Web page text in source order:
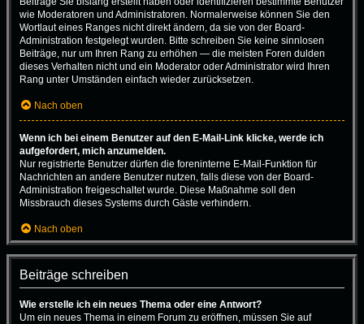
wie Moderatoren und Administratoren. Normalerweise können Sie den
Wortlaut eines Ranges nicht direkt ändern, da sie von der Board-
Administration festgelegt wurden. Bitte schreiben Sie keine sinnlosen
Beiträge, nur um Ihren Rang zu erhöhen — die meisten Foren dulden
dieses Verhalten nicht und ein Moderator oder Administrator wird Ihren
Rang unter Umständen einfach wieder zurücksetzen.
Nach oben
Wenn ich bei einem Benutzer auf den E-Mail-Link klicke, werde ich
aufgefordert, mich anzumelden.
Nur registrierte Benutzer dürfen die foreninterne E-Mail-Funktion für
Nachrichten an andere Benutzer nutzen, falls diese von der Board-
Administration freigeschaltet wurde. Diese Maßnahme soll den
Missbrauch dieses Systems durch Gäste verhindern.
Nach oben
Beiträge schreiben
Wie erstelle ich ein neues Thema oder eine Antwort?
Um ein neues Thema in einem Forum zu eröffnen, müssen Sie auf